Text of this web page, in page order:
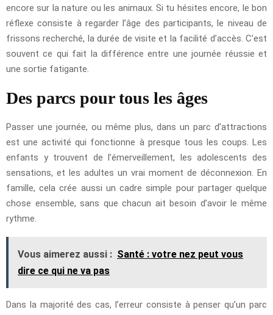
encore sur la nature ou les animaux. Si tu hésites encore, le bon
réflexe consiste à regarder l’âge des participants, le niveau de
frissons recherché, la durée de visite et la facilité d’accès. C’est
souvent ce qui fait la différence entre une journée réussie et
une sortie fatigante.
Des parcs pour tous les âges
Passer une journée, ou même plus, dans un parc d’attractions
est une activité qui fonctionne à presque tous les coups. Les
enfants y trouvent de l’émerveillement, les adolescents des
sensations, et les adultes un vrai moment de déconnexion. En
famille, cela crée aussi un cadre simple pour partager quelque
chose ensemble, sans que chacun ait besoin d’avoir le même
rythme.
Vous aimerez aussi : Santé : votre nez peut vous
dire ce qui ne va pas
Dans la majorité des cas, l’erreur consiste à penser qu’un parc